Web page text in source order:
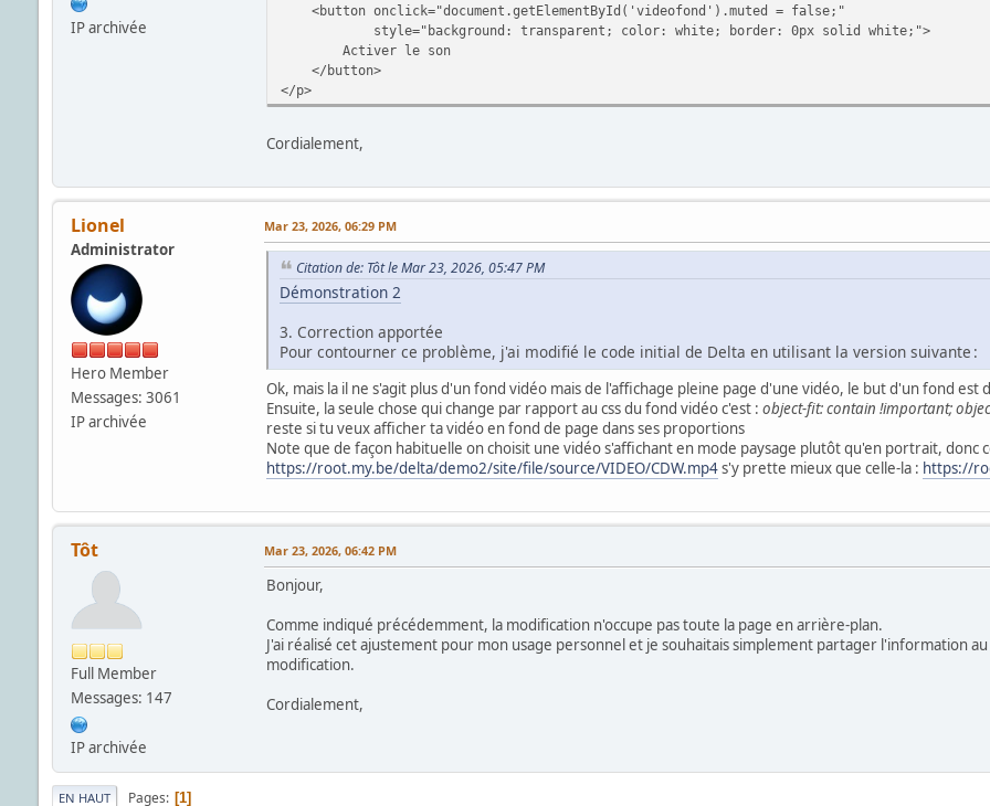
IP archivée
<button onclick="document.getElementById('videofond').muted = false;"
style="background: transparent; color: white; border: 0px solid white;">
Activer le son
</button>
</p>
Cordialement,
Lionel
Administrator
Hero Member
Messages: 3061
IP archivée
Mar 23, 2026, 06:29 PM
Citation de: Tôt le Mar 23, 2026, 05:47 PM
Démonstration 2
3. Correction apportée
Pour contourner ce problème, j'ai modifié le code initial de Delta en utilisant la version suivante :
Ok, mais la il ne s'agit plus d'un fond vidéo mais de l'affichage pleine page d'une vidéo, le but d'un fond est
Ensuite, la seule chose qui change par rapport au css du fond vidéo c'est : object-fit: contain !important;
reste si tu veux afficher ta vidéo en fond de page dans ses proportions
Note que de façon habituelle on choisit une vidéo s'affichant en mode paysage plutôt qu'en portrait, donc
https://root.my.be/delta/demo2/site/file/source/VIDEO/CDW.mp4s'y prette mieux que celle-la : https://
Tôt
Full Member
Messages: 147
IP archivée
Mar 23, 2026, 06:42 PM
Bonjour,
Comme indiqué précédemment, la modification n'occupe pas toute la page en arrière‑plan.
J'ai réalisé cet ajustement pour mon usage personnel et je souhaitais simplement partager l'information
modification.
Cordialement,
EN HAUT Pages 1